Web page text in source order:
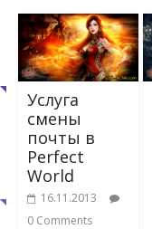
Услуга
смены
почты в
Perfect
World
16.11.2013
0 Comments